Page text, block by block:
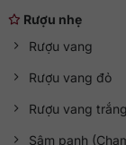
Rượu nhẹ
Rượu vang
Rượu vang đỏ
Rượu vang trắng
Sâm panh